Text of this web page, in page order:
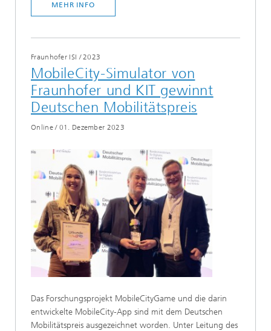
MEHR INFO
Fraunhofer ISI /2023
MobileCity-Simulator von
Fraunhofer und KIT gewinnt
Deutschen Mobilitätspreis
Online/ 01. Dezember 2023
Das Forschungsprojekt MobileCityGame und die darin
entwickelte MobileCity-App sind mit dem Deutschen
Mobilitätspreis ausgezeichnet worden. Unter Leitung des